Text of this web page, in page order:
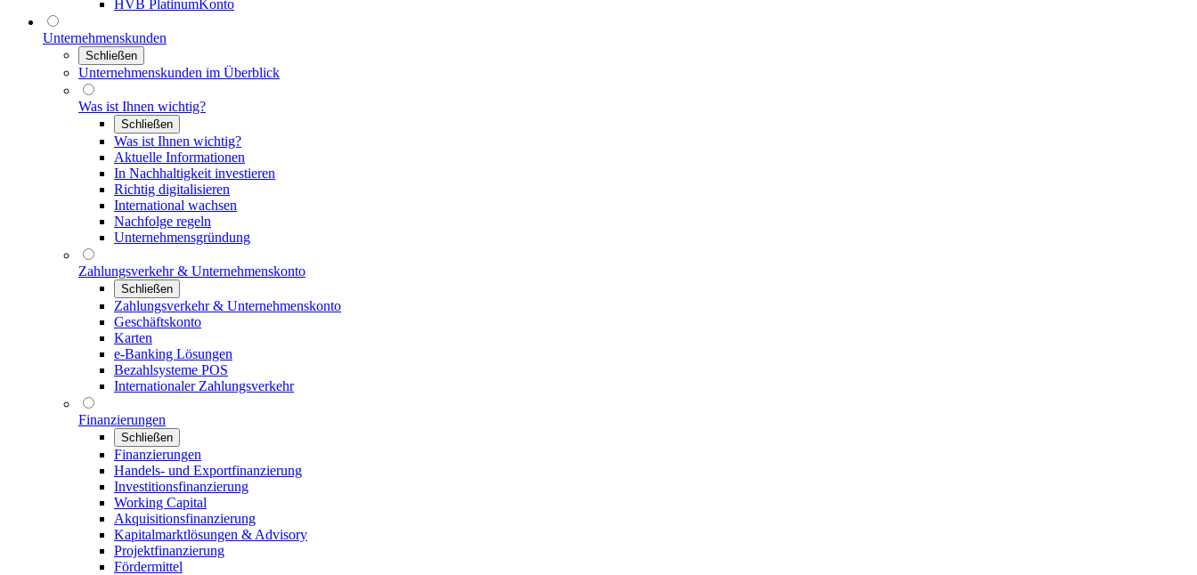
HVB PlatinumKonto
Unternehmenskunden
Schließen
Unternehmenskunden im Überblick
Was ist Ihnen wichtig?
Schließen
Was ist Ihnen wichtig?
Aktuelle Informationen
In Nachhaltigkeit investieren
Richtig digitalisieren
International wachsen
Nachfolge regeln
Unternehmensgründung
Zahlungsverkehr & Unternehmenskonto
Schließen
Zahlungsverkehr & Unternehmenskonto
Geschäftskonto
Karten
e-Banking Lösungen
Bezahlsysteme POS
Internationaler Zahlungsverkehr
Finanzierungen
Schließen
Finanzierungen
Handels- und Exportfinanzierung
Investitionsfinanzierung
Working Capital
Akquisitionsfinanzierung
Kapitalmarktlösungen & Advisory
Projektfinanzierung
Fördermittel